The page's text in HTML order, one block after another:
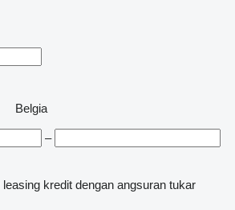
Belgia
–
leasing kredit dengan angsuran tukar